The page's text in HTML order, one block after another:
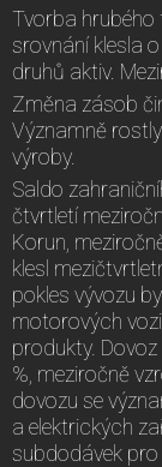
Tvorba hrubého
srovnání klesla
druhů aktiv.
Změna zásob
Významně
výroby.
Saldo
čtvrtletí
Korun,
klesl
pokles vývozu
motorových
produkty.
%, meziročně
dovozu se
a elektrických
subdodávek